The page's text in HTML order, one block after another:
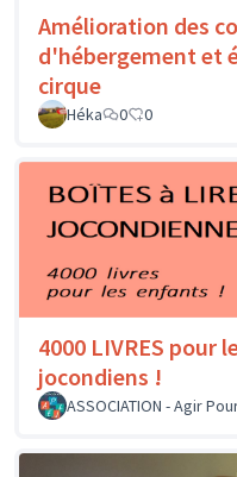
Amélioration des
d'hébergement et
cirque
Héka 0 0
4000 LIVRES pour
jocondiens !
ASSOCIATION - Agir